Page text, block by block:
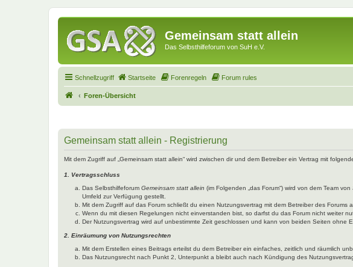
Gemeinsam statt allein
Das Selbsthilfeforum von SuH e.V.
Schnellzugriff Startseite Forenregeln Forum rules
Foren-Übersicht
Gemeinsam statt allein - Registrierung
Mit dem Zugriff auf „Gemeinsam statt allein“ wird zwischen dir und dem Betreiber ein Vertrag mit
1. Vertragsschluss
Das Selbsthilfeforum Gemeinsam statt allein (im Folgenden „das Forum“) wird von dem Team von
Umfeld zur Verfügung gestellt.
Mit dem Zugriff auf das Forum schließt du einen Nutzungsvertrag mit dem Betreiber des
Wenn du mit diesen Regelungen nicht einverstanden bist, so darfst du das Forum nicht weiter
Der Nutzungsvertrag wird auf unbestimmte Zeit geschlossen und kann von beiden Seiten ohne
2. Einräumung von Nutzungsrechten
Mit dem Erstellen eines Beitrags erteilst du dem Betreiber ein einfaches, zeitlich und räumlich
Das Nutzungsrecht nach Punkt 2, Unterpunkt a bleibt auch nach Kündigung des